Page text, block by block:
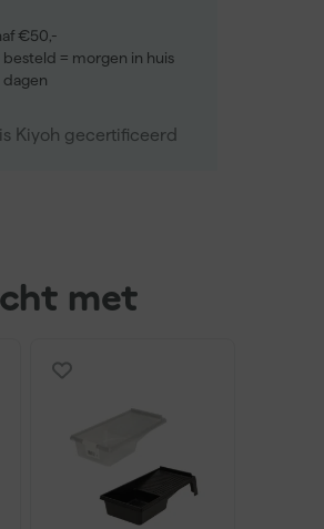
€50,-
= morgen in huis
Kiyoh gecertificeerd
met